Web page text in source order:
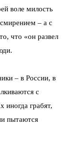
воле милость
– а с
что «он развел
– в России, в
с
иногда грабят,
пытаются